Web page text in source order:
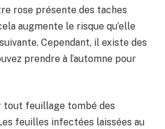
rose présente des taches
augmente le risque qu’elle
Cependant, il existe des
prendre à l’automne pour
tout feuillage tombé des
feuilles infectées laissées au